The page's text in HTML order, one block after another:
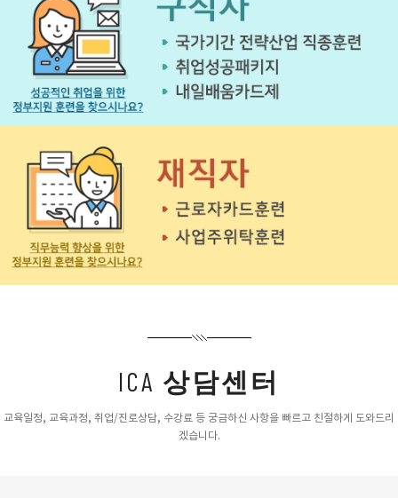
ICA 상담센터
교육일정, 교육과정, 취업/진로상담, 수강료 등 궁금하신 사항을 빠르고 친절하게 도와드리
겠습니다.